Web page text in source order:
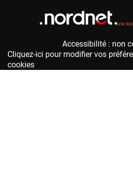
Accessibilité : non
Cliquez-ici pour modifier vos
cookies